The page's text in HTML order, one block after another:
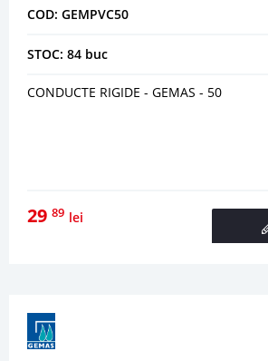
COD: GEMPVC50
STOC: 84 buc
CONDUCTE RIGIDE - GEMAS - 50
29 89 lei